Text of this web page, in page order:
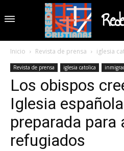
Inicio Revista de prensa iglesia
Revista de prensa iglesia catolica
Los obispos
Iglesia
preparada para
refugiados